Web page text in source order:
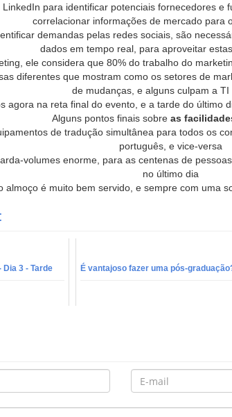
para identificar potenciais fornecedores e
correlacionar informações de mercado para
demandas pelas redes sociais, são
dados em tempo real, para aproveitar
ele considera que 80% do trabalho do
diferentes que mostram como os setores de
de mudanças, e alguns culpam a TI
agora na reta final do evento, e a tarde do último
Alguns pontos finais sobreas
de tradução simultânea para todos os
português, e vice-versa
volumes enorme, para as centenas de
no último dia
almoço é muito bem servido, e sempre com uma
Dia 3 - Tarde É vantajoso fazer uma pós-